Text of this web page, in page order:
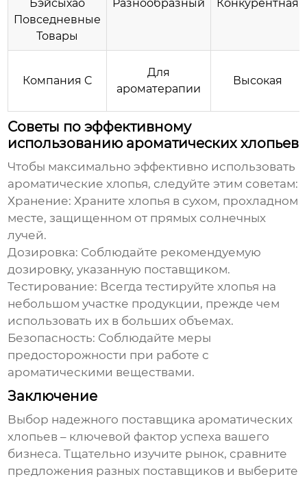
Бэйсыхао
Повседневные
Товары
Разнообразный Конкурентная
Компания C
Для
ароматерапии
Высокая
Советы по эффективному
использованию ароматических хлопьев
Чтобы максимально эффективно использовать
ароматические хлопья, следуйте этим советам:
Хранение: Храните хлопья в сухом, прохладном
месте, защищенном от прямых солнечных
лучей.
Дозировка: Соблюдайте рекомендуемую
дозировку, указанную поставщиком.
Тестирование: Всегда тестируйте хлопья на
небольшом участке продукции, прежде чем
использовать их в больших объемах.
Безопасность: Соблюдайте меры
предосторожности при работе с
ароматическими веществами.
Заключение
Выбор надежного поставщика ароматических
хлопьев – ключевой фактор успеха вашего
бизнеса. Тщательно изучите рынок, сравните
предложения разных поставщиков и выберите